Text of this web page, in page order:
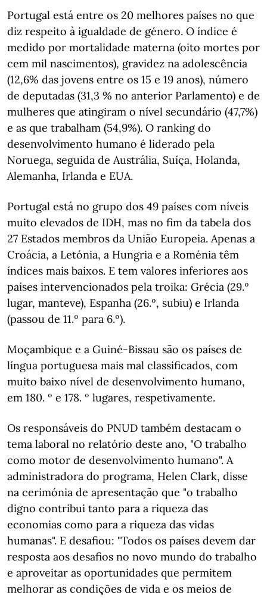
Portugal está entre os 20 melhores países no que
diz respeito à igualdade de género. O índice é
medido por mortalidade materna (oito mortes por
cem mil nascimentos), gravidez na adolescência
(12,6% das jovens entre os 15 e 19 anos), número
de deputadas (31,3 % no anterior Parlamento) e de
mulheres que atingiram o nível secundário (47,7%)
e as que trabalham (54,9%). O ranking do
desenvolvimento humano é liderado pela
Noruega, seguida de Austrália, Suíça, Holanda,
Alemanha, Irlanda e EUA.
Portugal está no grupo dos 49 países com níveis
muito elevados de IDH, mas no fim da tabela dos
27 Estados membros da União Europeia. Apenas a
Croácia, a Letónia, a Hungria e a Roménia têm
índices mais baixos. E tem valores inferiores aos
países intervencionados pela troika: Grécia (29.º
lugar, manteve), Espanha (26.º, subiu) e Irlanda
(passou de 11.º para 6.º).
Moçambique e a Guiné-Bissau são os países de
língua portuguesa mais mal classificados, com
muito baixo nível de desenvolvimento humano,
em 180. º e 178. º lugares, respetivamente.
Os responsáveis do PNUD também destacam o
tema laboral no relatório deste ano, "O trabalho
como motor de desenvolvimento humano". A
administradora do programa, Helen Clark, disse
na cerimónia de apresentação que "o trabalho
digno contribui tanto para a riqueza das
economias como para a riqueza das vidas
humanas". E desafiou: "Todos os países devem dar
resposta aos desafios no novo mundo do trabalho
e aproveitar as oportunidades que permitem
melhorar as condições de vida e os meios de